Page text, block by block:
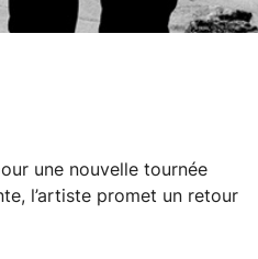
une nouvelle tournée
l’artiste promet un retour